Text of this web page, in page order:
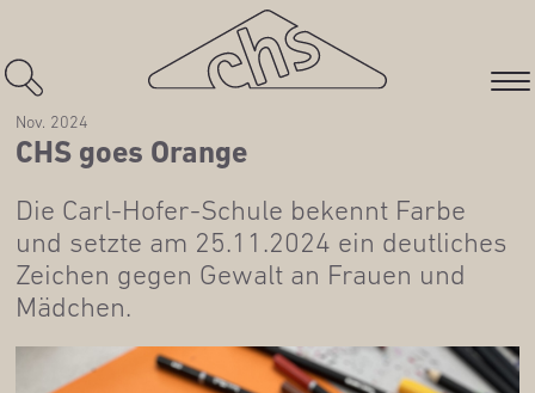
CHS goes Orange
Nov. 2024
Die Carl-Hofer-Schu­le bekennt Far­be
und setz­te am 25.11.2024 ein deut­li­ches
Zei­chen gegen Gewalt an Frau­en und
Mädchen.